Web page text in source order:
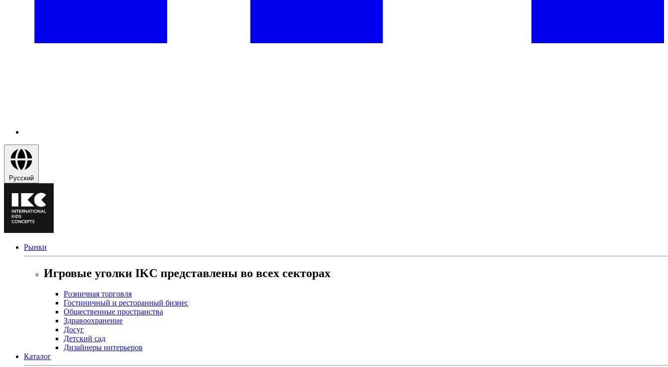
Русский
Рынки
Игровые уголки IKC представлены во всех секторах
Розничная торговля
Гостиничный и ресторанный бизнес
Общественные пространства
Здравоохранение
Досуг
Детский сад
Дизайнеры интерьеров
Каталог